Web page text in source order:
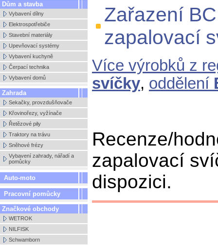
Dům a stavba
Vybavení dílny
Elektrospotřebiče
Stavební materiály
Upevňovací systémy
Vybavení kuchyně
Čerpací technika
Vybavení domů
Zahrada
Sekačky, provzdušňovače
Křovinořezy, vyžínače
Řetězové pily
Traktory na trávu
Sněhové frézy
Vybavení zahrady, nářadí a
pomůcky
Auto-moto
Pracovní pomůcky
Značkové obchody
WETROK
NILFISK
Schwamborn
Zařazení
zapalovací
Více výrobků z
svíčky, oddělení
Recenze/
zapalovací
dispozici.